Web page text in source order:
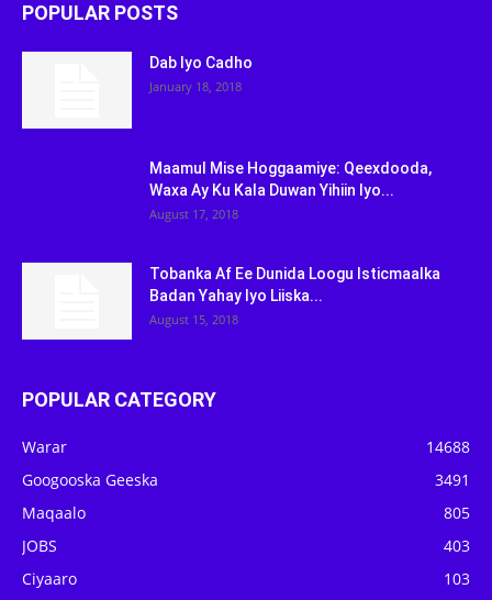
POPULAR POSTS
Dab Iyo Cadho
January 18, 2018
Maamul Mise Hoggaamiye: Qeexdooda,
Waxa Ay Ku Kala Duwan Yihiin Iyo...
August 17, 2018
Tobanka Af Ee Dunida Loogu Isticmaalka
Badan Yahay Iyo Liiska...
August 15, 2018
POPULAR CATEGORY
Warar
14688
Googooska Geeska
3491
Maqaalo
805
JOBS
403
Ciyaaro
103